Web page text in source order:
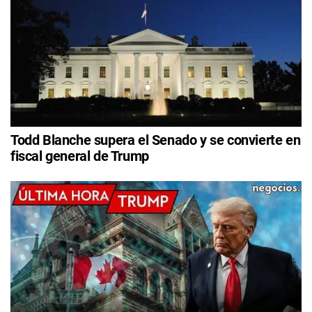
Todd Blanche supera el Senado y se convierte en
fiscal general de Trump